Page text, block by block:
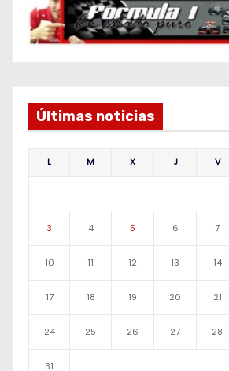
Últimas noticias
L M X J V
3 4 5 6 7
10 11 12 13 14
17 18 19 20 21
24 25 26 27 28
31